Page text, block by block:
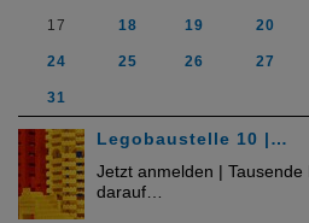
17 18 19 20
24 25 26 27
31
Legobaustelle 10 |…
Jetzt anmelden |
darauf…